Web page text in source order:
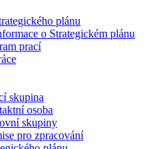
plánu
o Strategickém plánu
prací
skupina
osoba
skupiny
pro zpracování